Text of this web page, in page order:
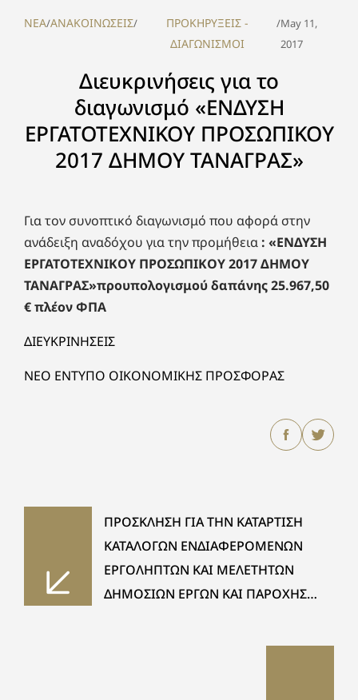
NEA/ΑΝΑΚΟΙΝΩΣΕΙΣ/
ΠΡΟΚΗΡΥΞΕΙΣ -
ΔΙΑΓΩΝΙΣΜΟΙ
/May 11,
2017
Διευκρινήσεις για το
διαγωνισμό «ΕΝΔΥΣΗ
ΕΡΓΑΤΟΤΕΧΝΙΚΟΥ ΠΡΟΣΩΠΙΚΟΥ
2017 ΔΗΜΟΥ ΤΑΝΑΓΡΑΣ»
Για τον συνοπτικό διαγωνισμό που αφορά στην
ανάδειξη αναδόχου για την προμήθεια : «ΕΝΔΥΣΗ
ΕΡΓΑΤΟΤΕΧΝΙΚΟΥ ΠΡΟΣΩΠΙΚΟΥ 2017 ΔΗΜΟΥ
ΤΑΝΑΓΡΑΣ»προυπολογισμού δαπάνης 25.967,50
€ πλέον ΦΠΑ
ΔΙΕΥΚΡΙΝΗΣΕΙΣ
ΝΕΟ ΕΝΤΥΠΟ ΟΙΚΟΝΟΜΙΚΗΣ ΠΡΟΣΦΟΡΑΣ
ΠΡΟΣΚΛΗΣΗ ΓΙΑ ΤΗΝ ΚΑΤΑΡΤΙΣΗ
ΚΑΤΑΛΟΓΩΝ ΕΝΔΙΑΦΕΡΟΜΕΝΩΝ
ΕΡΓΟΛΗΠΤΩΝ ΚΑΙ ΜΕΛΕΤΗΤΩΝ
ΔΗΜΟΣΙΩΝ ΕΡΓΩΝ ΚΑΙ ΠΑΡΟΧΗΣ
ΕΠΙΣΤΗΜΟΝΙΚΩΝ ΥΠΗΡΕΣΙΩΝ,